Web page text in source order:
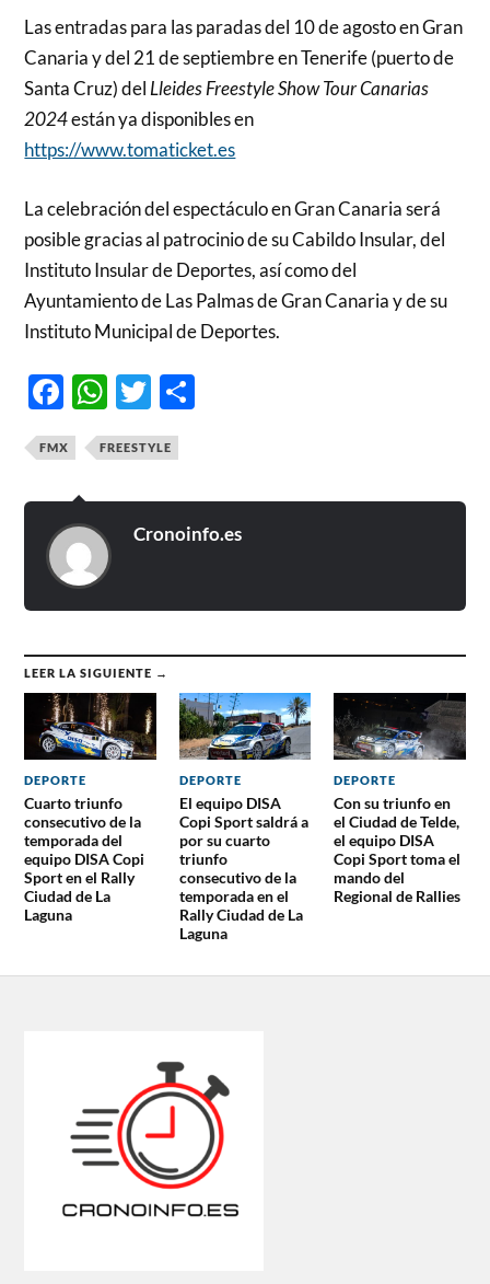
Las entradas para las paradas del 10 de agosto en Gran
Canaria y del 21 de septiembre en Tenerife (puerto de
Santa Cruz) delLleides Freestyle ShowTour Canarias
2024están ya disponibles en
https://www.tomaticket.es
La celebración del espectáculo en Gran Canaria será
posible gracias al patrocinio de su Cabildo Insular, del
Instituto Insular de Deportes, así como del
Ayuntamiento de Las Palmas de Gran Canaria y de su
Instituto Municipal de Deportes.
Facebook
WhatsApp
Twitter
FMX FREESTYLE
Cronoinfo.es
LEER LA SIGUIENTE →
DEPORTE
Cuarto triunfo
consecutivo de la
temporada del
equipo DISA Copi
Sport en el Rally
Ciudad de La
Laguna
DEPORTE
El equipo DISA
Copi Sport saldrá a
por su cuarto
triunfo
consecutivo de la
temporada en el
Rally Ciudad de La
Laguna
DEPORTE
Con su triunfo en
el Ciudad de Telde,
el equipo DISA
Copi Sport toma el
mando del
Regional de Rallies